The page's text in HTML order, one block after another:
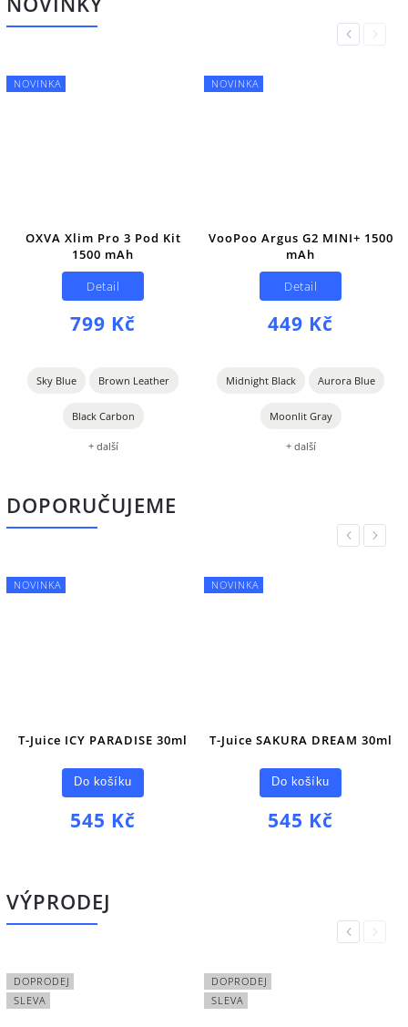
Previous
NOVINKA
OXVA Xlim Pro 3 Pod Kit
1500 mAh
799 Kč
Detail
Sky Blue Brown Leather
Black Carbon
+ další
NOVINKA
VooPoo Argus G2 MINI+ 1500
mAh
449 Kč
Detail
Midnight Black Aurora Blue
Moonlit Gray
+ další
Next
DOPORUČUJEME
Previous
NOVINKA
T-Juice ICY PARADISE 30ml
545 Kč
Do košíku
NOVINKA
T-Juice SAKURA DREAM 30ml
545 Kč
Do košíku
Next
VÝPRODEJ
Previous
DOPRODEJ
SLEVA
DOPRODEJ
SLEVA
Next